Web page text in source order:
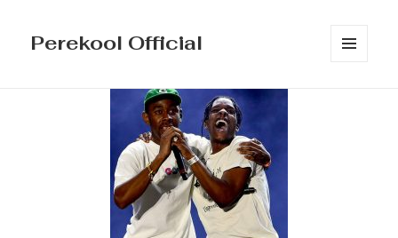
Perekool Official